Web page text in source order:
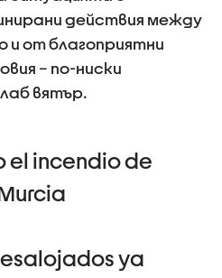
действия между
и от благоприятни
– по-ниски
вятър.
el incendio de
ya